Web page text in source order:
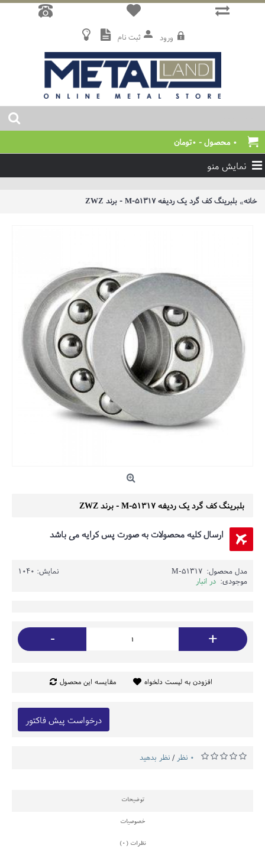
ثبت نام ورود
0 محصول - 0تومان
نمایش منو
خانه بلبرینگ کف گرد یک ردیفه 51317-M - برند ZWZ
بلبرینگ کف گرد یک ردیفه 51317-M - برند ZWZ
ارسال کلیه محصولات به صورت پس کرایه می باشد
نمایش: 1040 مدل محصول: 51317-M
موجودی: در انبار
- +
افزودن به لیست دلخواه مقایسه این محصول
درخواست پیش فاکتور
0 نظر / نظر بدهید
توضیحات
خصوصیات
نظرات (0)